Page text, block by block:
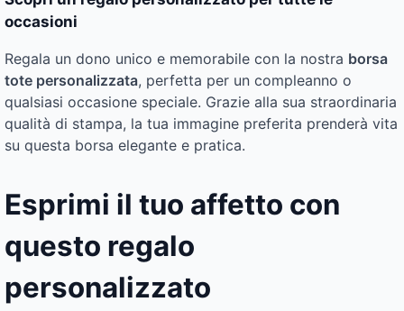
occasioni
Regala un dono unico e memorabile con la nostra borsa
tote personalizzata, perfetta per un compleanno o
qualsiasi occasione speciale. Grazie alla sua straordinaria
qualità di stampa, la tua immagine preferita prenderà vita
su questa borsa elegante e pratica.
Esprimi il tuo affetto con
questo regalo
personalizzato